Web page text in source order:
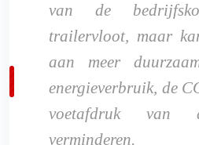
van de
trailervloot, maar
aan meer
energieverbruik, de
voetafdruk
verminderen.